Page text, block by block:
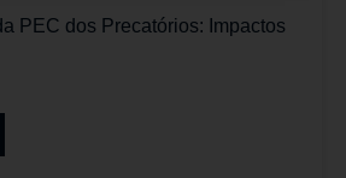
PEC dos Precatórios: Impactos